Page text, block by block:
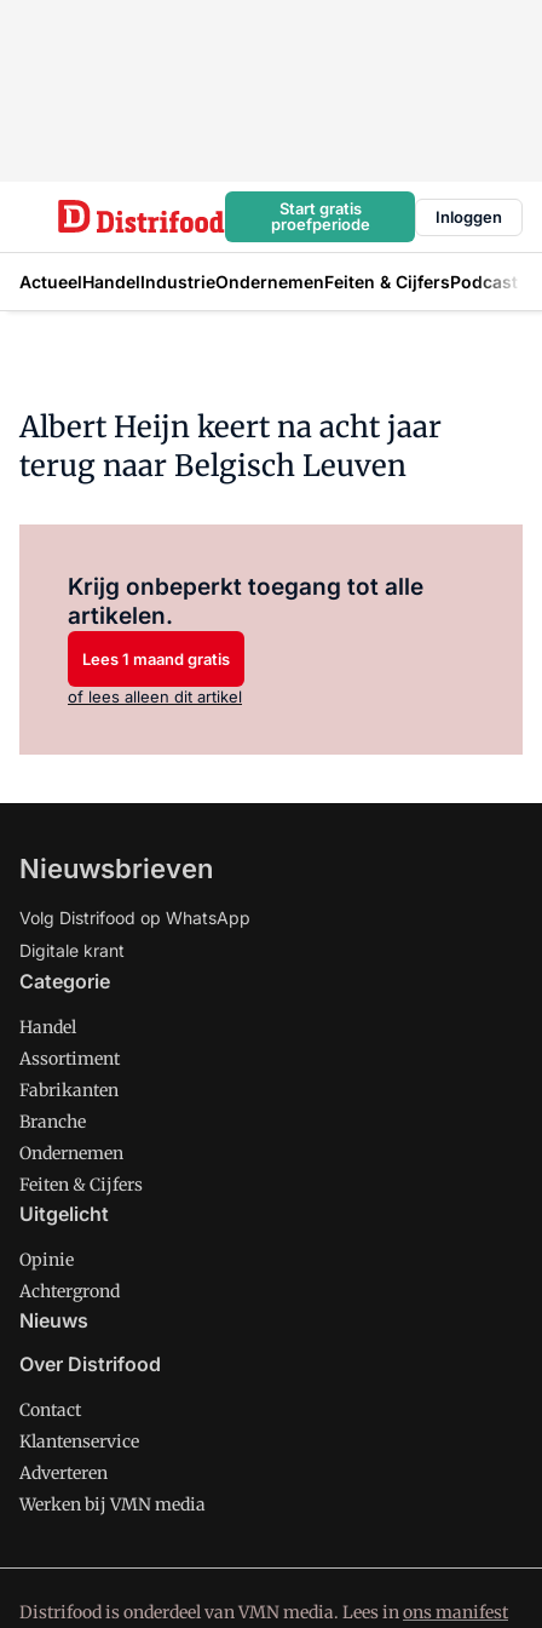
Start gratis
proefperiode
Inloggen
ActueelHandelIndustrieOndernemenFeiten & CijfersPodcast
Albert Heijn keert na acht jaar
terug naar Belgisch Leuven
Krijg onbeperkt toegang tot alle
artikelen.
Lees 1 maand gratis
of lees alleen dit artikel
Nieuwsbrieven
Volg Distrifood op WhatsApp
Digitale krant
Categorie
Handel
Assortiment
Fabrikanten
Branche
Ondernemen
Feiten & Cijfers
Uitgelicht
Opinie
Achtergrond
Nieuws
Over Distrifood
Contact
Klantenservice
Adverteren
Werken bij VMN media
Distrifood is onderdeel van VMN media. Lees inons manifest